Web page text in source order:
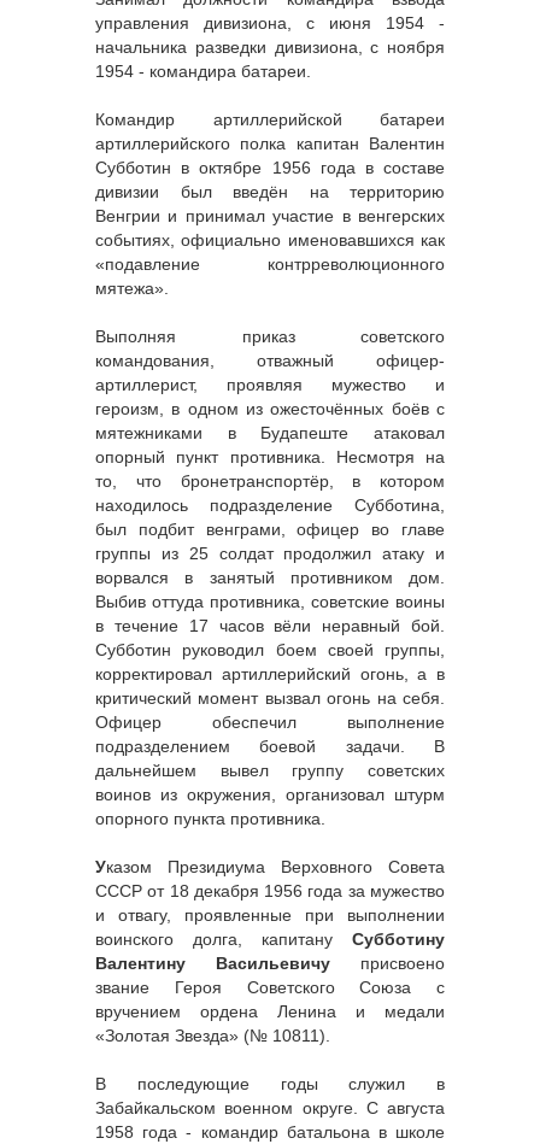
управления дивизиона, с июня 1954 -
начальника разведки дивизиона, с ноября
1954 - командира батареи.
Командир артиллерийской батареи
артиллерийского полка капитан Валентин
Субботин в октябре 1956 года в составе
дивизии был введён на территорию
Венгрии и принимал участие в венгерских
событиях, официально именовавшихся как
«подавление контрреволюционного
мятежа».
Выполняя приказ советского
командования, отважный офицер-
артиллерист, проявляя мужество и
героизм, в одном из ожесточённых боёв с
мятежниками в Будапеште атаковал
опорный пункт противника. Несмотря на
то, что бронетранспортёр, в котором
находилось подразделение Субботина,
был подбит венграми, офицер во главе
группы из 25 солдат продолжил атаку и
ворвался в занятый противником дом.
Выбив оттуда противника, советские воины
в течение 17 часов вёли неравный бой.
Субботин руководил боем своей группы,
корректировал артиллерийский огонь, а в
критический момент вызвал огонь на себя.
Офицер обеспечил выполнение
подразделением боевой задачи. В
дальнейшем вывел группу советских
воинов из окружения, организовал штурм
опорного пункта противника.
Указом Президиума Верховного Совета
СССР от 18 декабря 1956 года за мужество
и отвагу, проявленные при выполнении
воинского долга, капитану Субботину
Валентину Васильевичу присвоено
звание Героя Советского Союза с
вручением ордена Ленина и медали
«Золотая Звезда» (№ 10811).
В последующие годы служил в
Забайкальском военном округе. С августа
1958 года - командир батальона в школе